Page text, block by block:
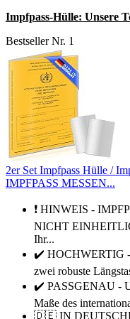
Impfpass-Hülle: Unsere
Bestseller Nr. 1
2er Set Impfpass Hülle /
IMPFPASS MESSEN...
❗ HINWEIS -
NICHT
Ihr...
✔️ HOCHWERTIG -
zwei robuste
✔️ PASSGENAU -
Maße des
🇩🇪 IN